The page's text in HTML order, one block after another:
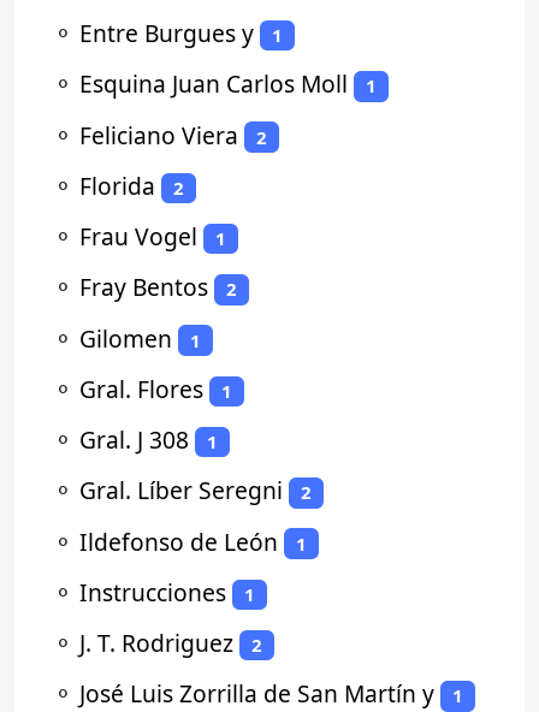
⚬ Entre Burgues y 1
⚬ Esquina Juan Carlos Moll 1
⚬ Feliciano Viera 2
⚬ Florida 2
⚬ Frau Vogel 1
⚬ Fray Bentos 2
⚬ Gilomen 1
⚬ Gral. Flores 1
⚬ Gral. J 308 1
⚬ Gral. Líber Seregni 2
⚬ Ildefonso de León 1
⚬ Instrucciones 1
⚬ J. T. Rodriguez 2
⚬ José Luis Zorrilla de San Martín y 1